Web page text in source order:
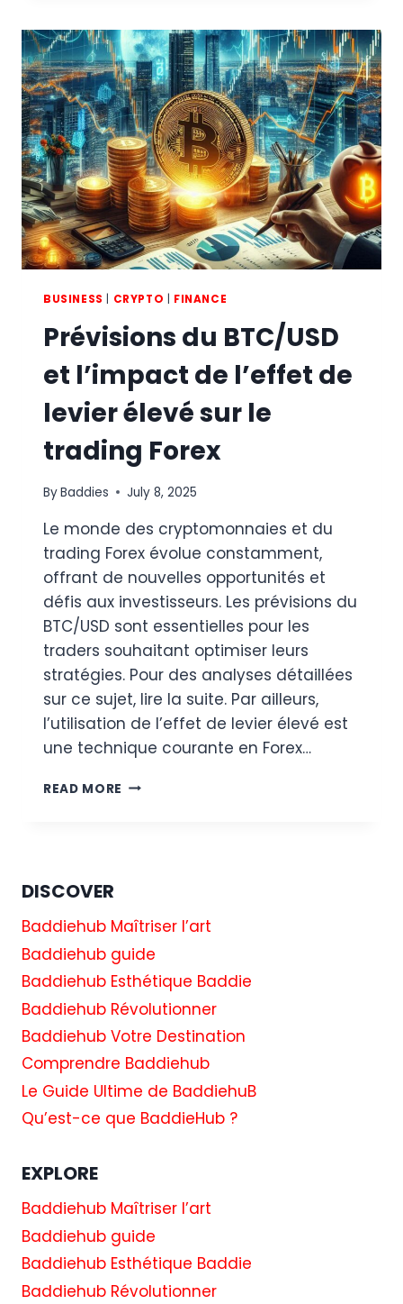
BEST
CRYPTOCURRENCY
PROPRIETARY
TRADING
FIRM:
KEY
FACTORS
BUSINESS CRYPTO FINANCE
Prévisions du BTC/USD
et l’impact de l’effet de
levier élevé sur le
trading Forex
ByBaddies July 8, 2025
Le monde des cryptomonnaies et du
trading Forex évolue constamment,
offrant de nouvelles opportunités et
défis aux investisseurs. Les prévisions du
BTC/USD sont essentielles pour les
traders souhaitant optimiser leurs
stratégies. Pour des analyses détaillées
sur ce sujet, lire la suite. Par ailleurs,
l’utilisation de l’effet de levier élevé est
une technique courante en Forex…
READ MORE PRÉVISIONS
DE
LEVIER
ÉLEVÉ
SUR
LE
TRADING
FOREX
DISCOVER
Baddiehub Maîtriser l’art
Baddiehub guide
Baddiehub Esthétique Baddie
Baddiehub Révolutionner
Baddiehub Votre Destination
Comprendre Baddiehub
Le Guide Ultime de BaddiehuB
Qu’est-ce que BaddieHub ?
EXPLORE
Baddiehub Maîtriser l’art
Baddiehub guide
Baddiehub Esthétique Baddie
Baddiehub Révolutionner